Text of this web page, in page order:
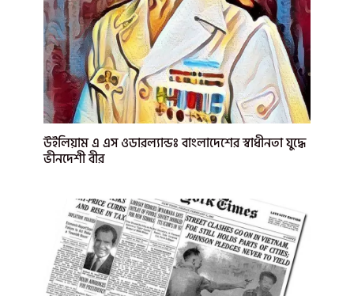
উইলিয়াম এ এস ওডারল্যান্ডঃ বাংলাদেশের স্বাধীনতা যুদ্ধে
ভীনদেশী বীর